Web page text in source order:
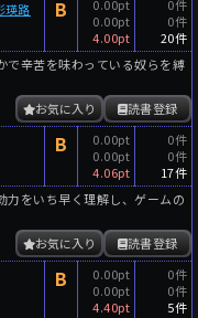
瑛路 B
0.00pt
0.00pt
4.00pt
0件
0件
20件
で辛苦を味わっている奴らを縛
読書登録
お気に入り
B
0.00pt
0.00pt
4.06pt
0件
0件
17件
力をいち早く理解し、ゲームの
読書登録
お気に入り
B
0.00pt
0.00pt
4.40pt
0件
0件
5件